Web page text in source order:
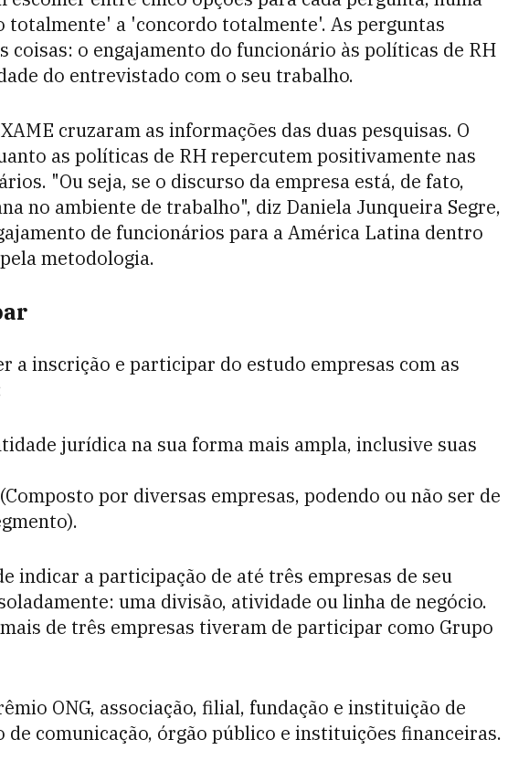
totalmente' a 'concordo totalmente'. As perguntas
coisas: o engajamento do funcionário às políticas de RH
do entrevistado com o seu trabalho.
cruzaram as informações das duas pesquisas. O
as políticas de RH repercutem positivamente nas
"Ou seja, se o discurso da empresa está, de fato,
no ambiente de trabalho", diz Daniela Junqueira Segre,
de funcionários para a América Latina dentro
metodologia.
a inscrição e participar do estudo empresas com as
jurídica na sua forma mais ampla, inclusive suas
por diversas empresas, podendo ou não ser de
indicar a participação de até três empresas de seu
uma divisão, atividade ou linha de negócio.
de três empresas tiveram de participar como Grupo
ONG, associação, filial, fundação e instituição de
de comunicação, órgão público e instituições financeiras.